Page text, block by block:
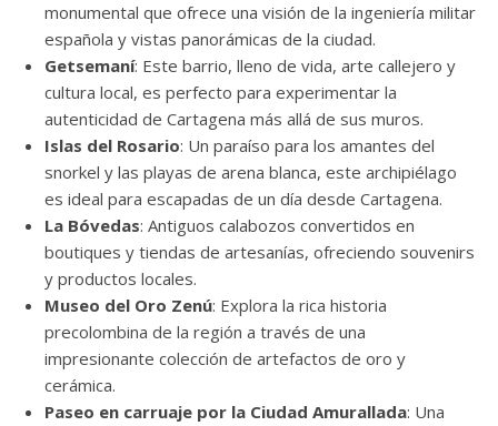
monumental que ofrece una visión de la ingeniería militar
española y vistas panorámicas de la ciudad.
Getsemaní: Este barrio, lleno de vida, arte callejero y
cultura local, es perfecto para experimentar la
autenticidad de Cartagena más allá de sus muros.
Islas del Rosario: Un paraíso para los amantes del
snorkel y las playas de arena blanca, este archipiélago
es ideal para escapadas de un día desde Cartagena.
La Bóvedas: Antiguos calabozos convertidos en
boutiques y tiendas de artesanías, ofreciendo souvenirs
y productos locales.
Museo del Oro Zenú: Explora la rica historia
precolombina de la región a través de una
impresionante colección de artefactos de oro y
cerámica.
Paseo en carruaje por la Ciudad Amurallada: Una